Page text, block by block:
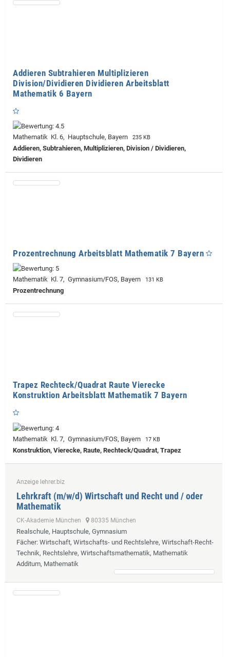
Addieren Subtrahieren Multiplizieren
Division/Dividieren Dividieren Arbeitsblatt
Mathematik 6 Bayern
Mathematik Kl. 6, Hauptschule, Bayern 235 KB
Addieren, Subtrahieren, Multiplizieren, Division / Dividieren,
Dividieren
Prozentrechnung Arbeitsblatt Mathematik 7 Bayern
Mathematik Kl. 7, Gymnasium/FOS, Bayern 131 KB
Prozentrechnung
Trapez Rechteck/Quadrat Raute Vierecke
Konstruktion Arbeitsblatt Mathematik 7 Bayern
Mathematik Kl. 7, Gymnasium/FOS, Bayern 17 KB
Konstruktion, Vierecke, Raute, Rechteck/Quadrat, Trapez
Anzeige lehrer.biz
Lehrkraft (m/w/d) Wirtschaft und Recht und / oder
Mathematik
CK-Akademie München 80335 München
Realschule, Hauptschule, Gymnasium
Fächer: Wirtschaft, Wirtschafts- und Rechtslehre, Wirtschaft-Recht-
Technik, Rechtslehre, Wirtschaftsmathematik, Mathematik
Additum, Mathematik